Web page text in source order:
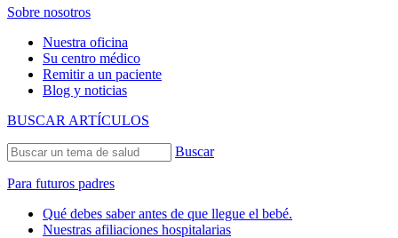
Sobre nosotros
Nuestra oficina
Su centro médico
Remitir a un paciente
Blog y noticias
BUSCAR ARTÍCULOS
Buscar
Para futuros padres
Qué debes saber antes de que llegue el bebé.
Nuestras afiliaciones hospitalarias